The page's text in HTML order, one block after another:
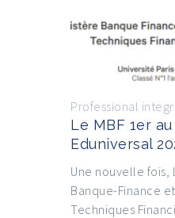
Professional
Le MBF 1er
Eduniversal
Une nouvelle fois,
Banque-Finance
Techniques